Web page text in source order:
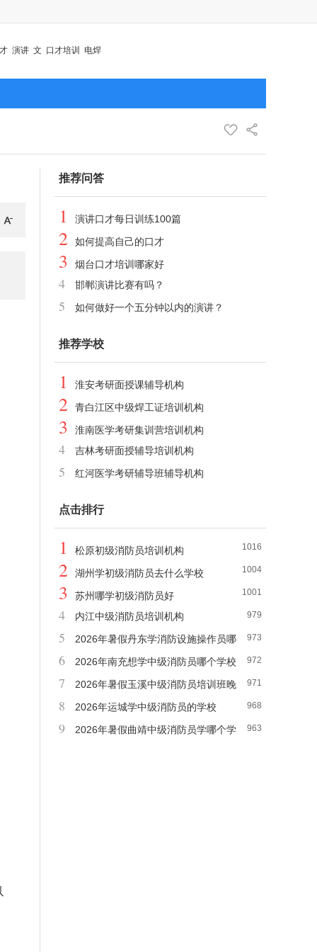
演讲 文 口才培训 电焊
推荐问答
1 演讲口才每日训练100篇
2 如何提高自己的口才
3 烟台口才培训哪家好
4 邯郸演讲比赛有吗？
5 如何做好一个五分钟以内的演讲？
推荐学校
1 淮安考研面授课辅导机构
2 青白江区中级焊工证培训机构
3 淮南医学考研集训营培训机构
4 吉林考研面授辅导培训机构
5 红河医学考研辅导班辅导机构
点击排行
1016
1 松原初级消防员培训机构
1004
2 湖州学初级消防员去什么学校
1001
3 苏州哪学初级消防员好
979
4 内江中级消防员培训机构
973
5
2026年暑假丹东学消防设施操作员哪
里比较好
972
6
2026年南充想学中级消防员哪个学校
好
971
7
2026年暑假玉溪中级消防员培训班晚
班
968
8 2026年运城学中级消防员的学校
963
9
2026年暑假曲靖中级消防员学哪个学